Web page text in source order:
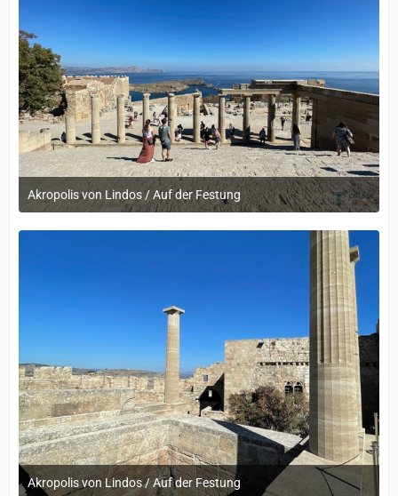
Akropolis von Lindos / Auf der Festung
12. September 2022 um 14:05
Akropolis von Lindos / Auf der Festung